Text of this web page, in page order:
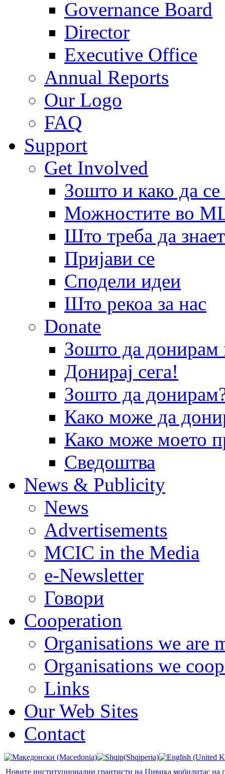
Governance Board
Director
Executive Office
Annual Reports
Our Logo
FAQ
Support
Get Involved
Зошто и како да
Можностите во
Што треба да
Пријави се
Сподели идеи
Што рекоа за нас
Donate
Зошто да
Донирај сега!
Зошто да
Како може да
Како може моето
Сведоштва
News & Publicity
News
Advertisements
MCIC in the Media
e-Newsletter
Говори
Cooperation
Organisations we are
Organisations we
Links
Our Web Sites
Contact
Новите институционални грантисти на Цивика мобилитас на